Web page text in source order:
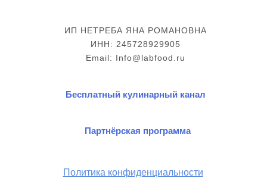
ИП НЕТРЕБА ЯНА РОМАНОВНА
ИНН: 245728929905
Email: Info@labfood.ru
Политика конфиденциальности
Бесплатный кулинарный канал
Партнёрская программа